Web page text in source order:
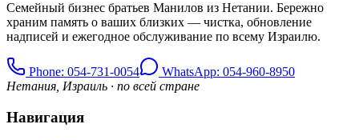
Семейный бизнес братьев Манилов из Нетании. Бережно
храним память о ваших близких — чистка, обновление
надписей и ежегодное обслуживание по всему Израилю.
Phone: 054-731-0054
WhatsApp: 054-960-8950
Нетания, Израиль · по всей стране
Навигация